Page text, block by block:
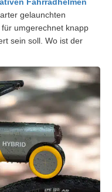
gelaunchten
umgerechnet knapp
sein soll. Wo ist der